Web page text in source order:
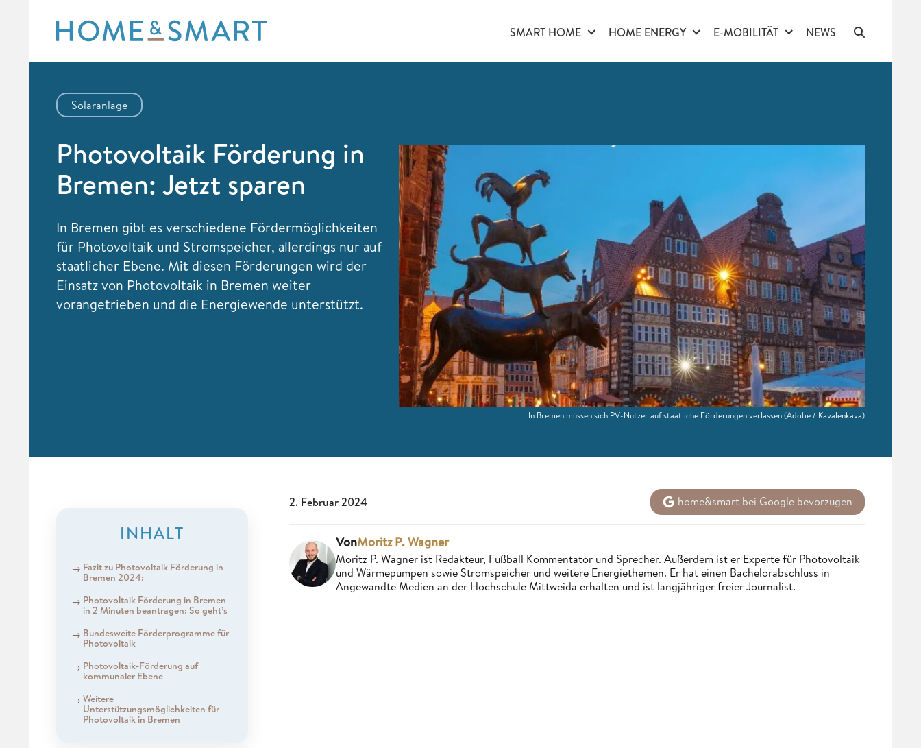
content
SMART HOME HOME ENERGY E-MOBILITÄT NEWS
Solaranlage
Photovoltaik Förderung in
Bremen: Jetzt sparen
In Bremen gibt es verschiedene Fördermöglichkeiten
für Photovoltaik und Stromspeicher, allerdings nur auf
staatlicher Ebene. Mit diesen Förderungen wird der
Einsatz von Photovoltaik in Bremen weiter
vorangetrieben und die Energiewende unterstützt.
In Bremen müssen sich PV-Nutzer auf staatliche Förderungen verlassen(Adobe / Kavalenkava)
INHALT
Fazit zu Photovoltaik Förderung in
Bremen 2024:
Photovoltaik Förderung in Bremen
in 2 Minuten beantragen: So geht’s
Bundesweite Förderprogramme für
Photovoltaik
Photovoltaik-Förderung auf
kommunaler Ebene
Weitere
Unterstützungsmöglichkeiten für
Photovoltaik in Bremen
2. Februar 2024 home&smart bei Google bevorzugen
VonMoritz P. Wagner
Moritz P. Wagner ist Redakteur, Fußball Kommentator und Sprecher. Außerdem ist er Experte für Photovoltaik
und Wärmepumpen sowie Stromspeicher und weitere Energiethemen. Er hat einen Bachelorabschluss in
Angewandte Medien an der Hochschule Mittweida erhalten und ist langjähriger freier Journalist.